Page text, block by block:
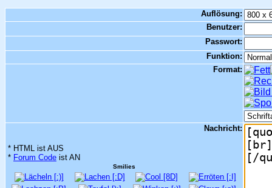
Auflösung:
Benutzer:
Passwort:
Funktion:
Format:
Nachricht:
* HTML ist AUS
* Forum Code ist AN
Smilies